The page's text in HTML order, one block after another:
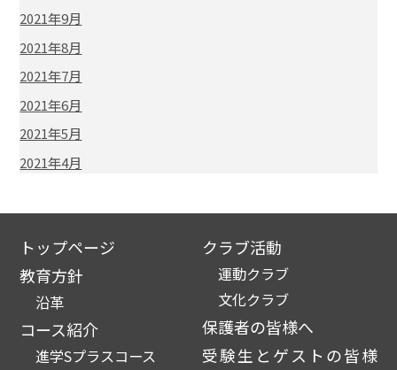
2021年9月
2021年8月
2021年7月
2021年6月
2021年5月
2021年4月
トップページ
教育方針
沿革
コース紹介
進学Sプラスコース
クラブ活動
運動クラブ
文化クラブ
保護者の皆様へ
受験生とゲストの皆様